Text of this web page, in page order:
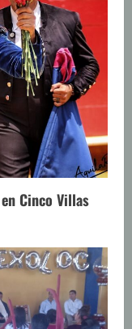
Cinco Villas